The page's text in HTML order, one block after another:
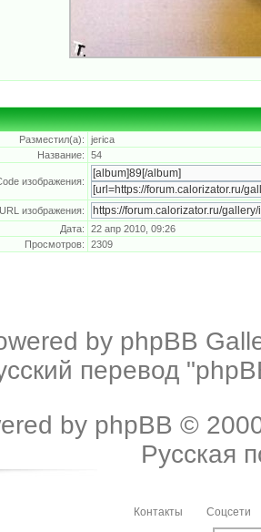
Разместил(а):
jerica
Название:
54
изображения:
URL изображения:
Дата:
22 апр 2010, 09:26
Просмотров:
2309
by phpBB
перевод
by phpBB ©
Русская
Контакты Соцсети